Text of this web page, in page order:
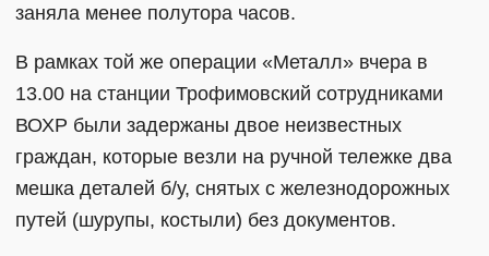
заняла менее полутора часов.
В рамках той же операции «Металл» вчера в
13.00 на станции Трофимовский сотрудниками
ВОХР были задержаны двое неизвестных
граждан, которые везли на ручной тележке два
мешка деталей б/у, снятых с железнодорожных
путей (шурупы, костыли) без документов.